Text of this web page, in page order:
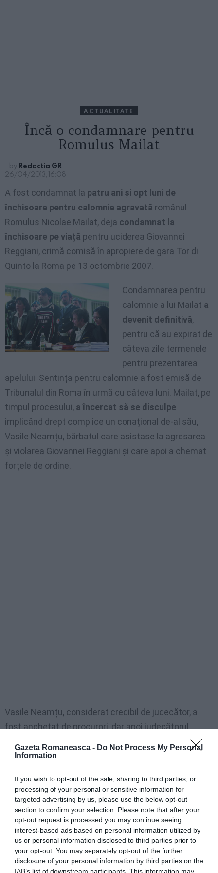
Gazeta Romaneasca - Do Not Process My Personal
Information
If you wish to opt-out of the sale, sharing to third parties, or
processing of your personal or sensitive information for
targeted advertising by us, please use the below opt-out
section to confirm your selection. Please note that after your
opt-out request is processed you may continue seeing
interest-based ads based on personal information utilized by
us or personal information disclosed to third parties prior to
your opt-out. You may separately opt-out of the further
disclosure of your personal information by third parties on the
IAB’s list of downstream participants. This information may
ACTUALITATE
Încă o condamnare pentru
Romulus Mailat
by Redactia GR
26/04/2013, 16:08
A fost condamnat la patru ani și opt luni de
închisoare pentru calomnie agravată românul
Romulus Nicolae Mailat, deja condamnat la
închisoare pe viață pentru uciderea Giovannei
Reggiani, crimă comisă în apropiere de gara Tor di
Quinto la Roma pe 13 octombrie 2007.
Condamnarea pentru
calomnie a lui Mailat a
devenit definitivă,
pentru că au expirat de
câteva zile termenele
pentru prezentarea
apelului. Sentința pentru calomnie a fost emisă de
Tribunalul din Roma în urmă cu câteva luni. Mailat, pe
timpul procesului, a încercat să se disculpe
implicând drept complice un conațional de-al său,
Vasile Neamțu, bărbatul care asistase la agresarea
și violarea Giovannei Reggiani și care apoi a chemat
forțele de ordine.
Vasile Neamțu, considerat credibil de judecător, a
fost anchetat de procurori, dar apoi judecătorul
urmăririi penale. Neamțu, cu câteva luni înainte de
circumstanțe puțin clare
. Anchetatorii cred că
acesta s-a sinucis.
more
Articolul anterior
“Vino la Primărie să devii italian”
Următorul articol